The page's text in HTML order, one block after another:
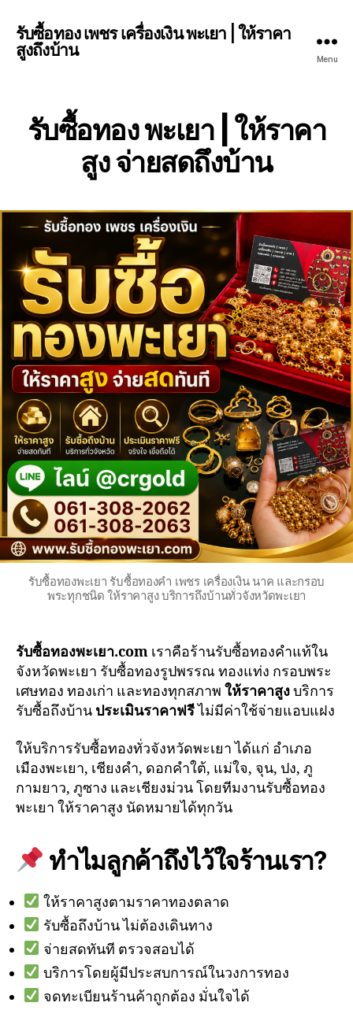
รับซื้อทอง เพชร เครื่องเงิน พะเยา | ให้ราคา
สูงถึงบ้าน
Menu
รับซื้อทอง พะเยา | ให้ราคา
สูง จ่ายสดถึงบ้าน
รับซื้อทองพะเยา รับซื้อทองคำ เพชร เครื่องเงิน นาค และกรอบ
พระทุกชนิด ให้ราคาสูง บริการถึงบ้านทั่วจังหวัดพะเยา
รับซื้อทองพะเยา.com เราคือร้านรับซื้อทองคำแท้ใน
จังหวัดพะเยา รับซื้อทองรูปพรรณ ทองแท่ง กรอบพระ
เศษทอง ทองเก่า และทองทุกสภาพ ให้ราคาสูงบริการ
รับซื้อถึงบ้าน ประเมินราคาฟรีไม่มีค่าใช้จ่ายแอบแฝง
ให้บริการรับซื้อทองทั่วจังหวัดพะเยา ได้แก่ อำเภอ
เมืองพะเยา, เชียงคำ, ดอกคำใต้, แม่ใจ, จุน, ปง, ภู
กามยาว, ภูซาง และเชียงม่วน โดยทีมงานรับซื้อทอง
พะเยา ให้ราคาสูง นัดหมายได้ทุกวัน
ทำไมลูกค้าถึงไว้ใจร้านเรา?
ให้ราคาสูงตามราคาทองตลาด
รับซื้อถึงบ้าน ไม่ต้องเดินทาง
จ่ายสดทันที ตรวจสอบได้
บริการโดยผู้มีประสบการณ์ในวงการทอง
จดทะเบียนร้านค้าถูกต้อง มั่นใจได้